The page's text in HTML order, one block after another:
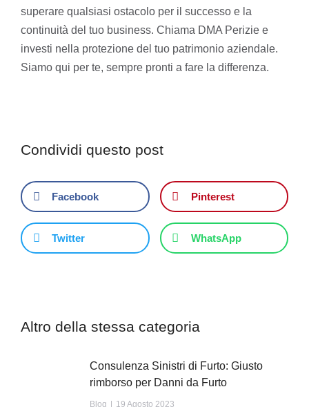
superare qualsiasi ostacolo per il successo e la
continuità del tuo business. Chiama DMA Perizie e
investi nella protezione del tuo patrimonio aziendale.
Siamo qui per te, sempre pronti a fare la differenza.
Condividi questo post
Facebook Pinterest
Twitter WhatsApp
Altro della stessa categoria
Consulenza Sinistri di Furto: Giusto
rimborso per Danni da Furto
Blog 19 Agosto 2023